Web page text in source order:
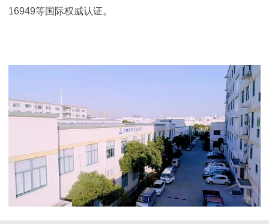
16949等国际权威认证。